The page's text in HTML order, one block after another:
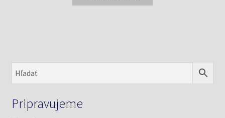
0,86 €. 0,40 €.
Pripravujeme